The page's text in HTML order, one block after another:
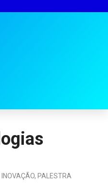
INOVAÇÃO, PALESTRA